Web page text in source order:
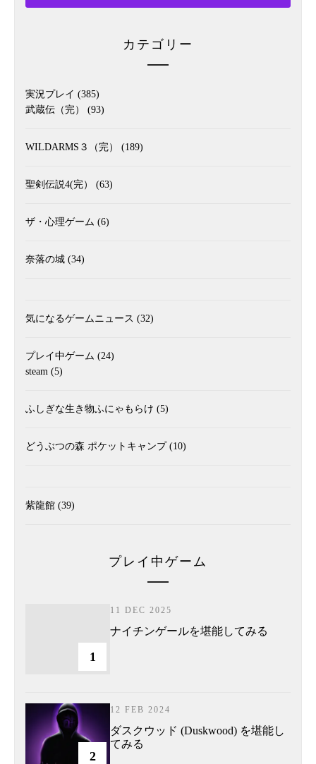
カテゴリー
実況プレイ (385)
武蔵伝（完）
(93)
WILDARMS３（完） (189)
聖剣伝説4(完） (63)
ザ・心理ゲーム (6)
奈落の城 (34)
気になるゲームニュース (32)
プレイ中ゲーム (24)
steam (5)
ふしぎな生き物ふにゃもらけ (5)
どうぶつの森 ポケットキャンプ(10)
紫龍館 (39)
プレイ中ゲーム
1
11 DEC 2025
ナイチンゲールを堪能してみる
2
12 FEB 2024
ダスクウッド (Duskwood) を堪能し
てみる